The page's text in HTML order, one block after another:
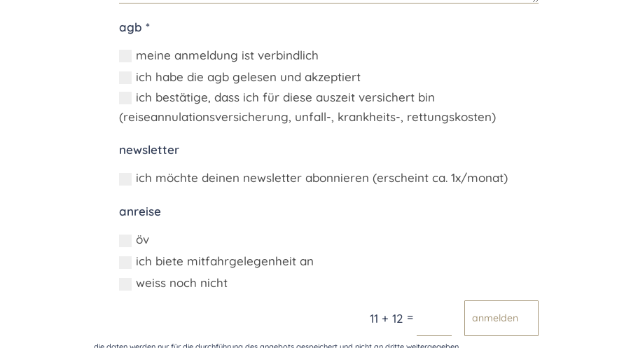
agb *
meine anmeldung ist verbindlich
ich habe die agb gelesen und akzeptiert
ich bestätige, dass ich für diese auszeit versichert bin
(reiseannulationsversicherung, unfall-, krankheits-, rettungskosten)
newsletter
ich möchte deinen newsletter abonnieren (erscheint ca. 1x/monat)
anreise
öv
ich biete mitfahrgelegenheit an
weiss noch nicht
11 + 12 = anmelden